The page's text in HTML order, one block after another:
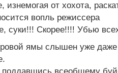
изнемогая от хохота,
вопль режиссера
суки!!! Скорее!!!! Убью
ямы слышен уже даже